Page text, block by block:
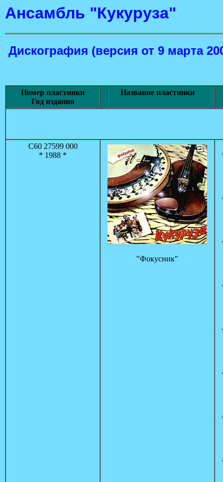
Ансамбль "Кукуруза"
Дискография (версия от 9 марта
Номер пластинки
Год издания
Название пластинки
С60 27599 000
* 1988 *
"Фокусник"